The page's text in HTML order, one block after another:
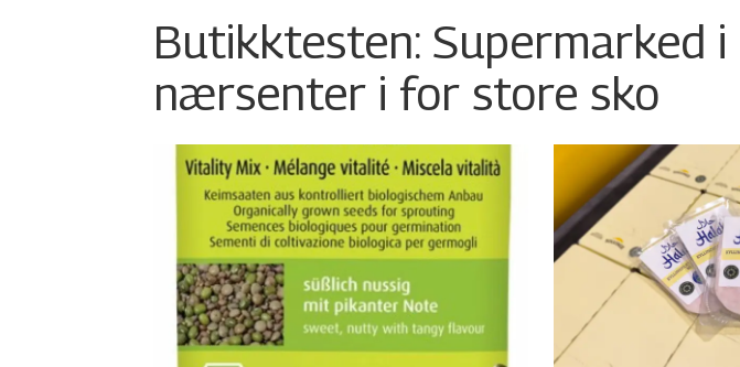
Butikktesten: Supermarked i
nærsenter i for store sko